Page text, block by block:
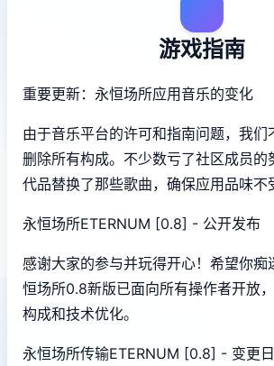
游戏指南
重要更新：永恒场所应用音乐的变化
由于音乐平台的许可和指南问题，我们
删除所有构成。不少数亏了社区成员的
代品替换了那些歌曲，确保应用品味不
永恒场所ETERNUM [0.8] - 公开发布
感谢大家的参与并玩得开心！希望你痴
恒场所0.8新版已面向所有操作者开放
构成和技术优化。
永恒场所传输ETERNUM [0.8] - 变更